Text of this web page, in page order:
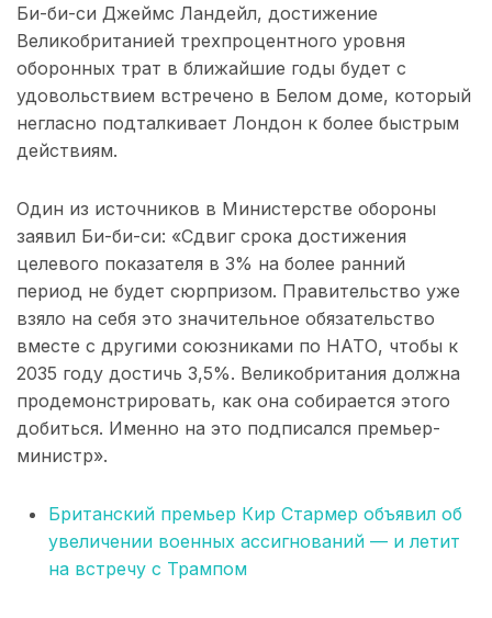
Би-би-си Джеймс Ландейл, достижение
Великобританией трехпроцентного уровня
оборонных трат в ближайшие годы будет с
удовольствием встречено в Белом доме, который
негласно подталкивает Лондон к более быстрым
действиям.
Один из источников в Министерстве обороны
заявил Би-би-си: «Сдвиг срока достижения
целевого показателя в 3% на более ранний
период не будет сюрпризом. Правительство уже
взяло на себя это значительное обязательство
вместе с другими союзниками по НАТО, чтобы к
2035 году достичь 3,5%. Великобритания должна
продемонстрировать, как она собирается этого
добиться. Именно на это подписался премьер-
министр».
Британский премьер Кир Стармер объявил об
увеличении военных ассигнований — и летит
на встречу с Трампом